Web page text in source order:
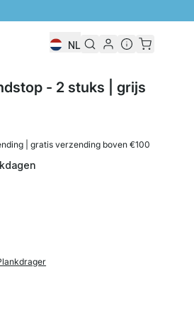
NL
- 2 stuks | grijs
| gratis verzending boven €100